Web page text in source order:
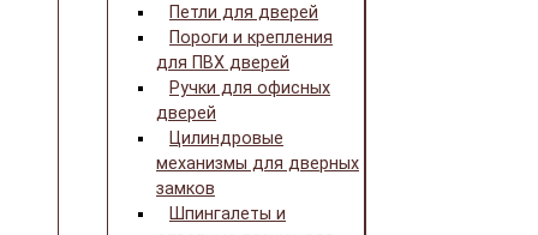
Петли для дверей
Пороги и крепления
для ПВХ дверей
Ручки для офисных
дверей
Цилиндровые
механизмы для дверных
замков
Шпингалеты и